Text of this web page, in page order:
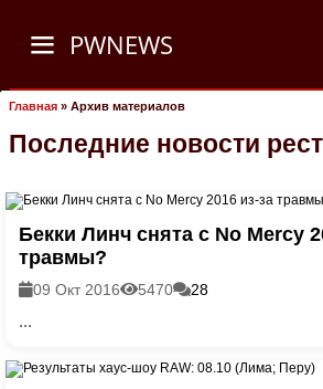
PWNEWS
Главная » Архив материалов
Последние новости
Бекки Линч снята с No Mercy
травмы?
09 Окт 2016 5470 28
...